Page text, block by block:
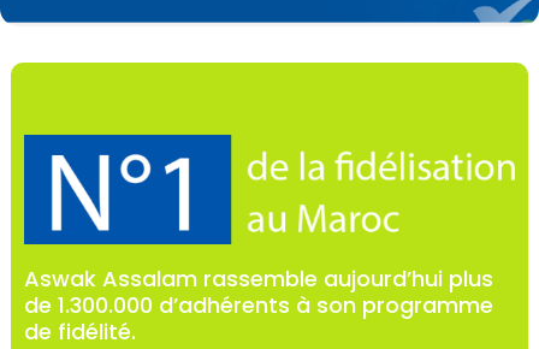
Aswak Assalam rassemble aujourd’hui plus
de 1.300.000 d’adhérents à son programme
de fidélité.